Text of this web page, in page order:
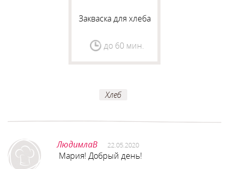
Хлеб
Закваска для хлеба
до 60 мин.
ЛюдимлаВ 22.05.2020
Мария! Добрый день!